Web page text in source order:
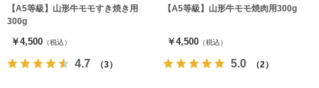
【A5等級】山形牛モモすき焼き用
300g
￥4,500 （税込）
4.7 （3）
【A5等級】山形牛モモ焼肉用300g
￥4,500 （税込）
5.0 （2）